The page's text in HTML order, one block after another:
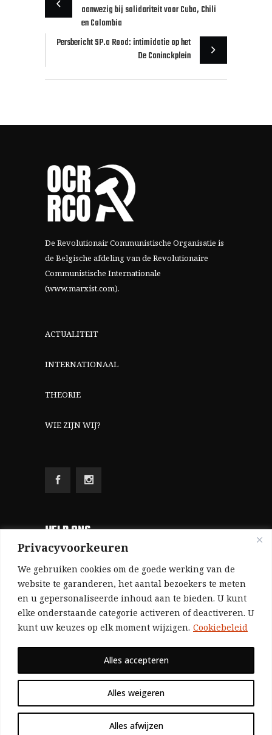
Privacyvoorkeuren
We gebruiken cookies om de goede werking van de
website te garanderen, het aantal bezoekers te meten
en u gepersonaliseerde inhoud aan te bieden. U kunt
elke onderstaande categorie activeren of deactiveren. U
kunt uw keuzes op elk moment wijzigen. Cookiebeleid
Alles weigeren
Alles afwijzen
Alles accepteren
aanwezig bij solidariteit voor Cuba, Chili
en Colombia
Persbericht SP.a Rood: intimidatie op het
De Coninckplein
De Revolutionair Communistische Organisatie is
de Belgische afdeling vande Revolutionaire
Communistische Internationale
(www.marxist.com).
ACTUALITEIT
INTERNATIONAAL
THEORIE
WIE ZIJN WIJ?
HELP ONS
Aangezien we volledig zelf gefinancierd zijn
(zonder subsidies, zonder commerciële
advertenties en zonder rijke sponsors), zijn we
voor de publicatie van ons tijdschrift uitsluitend
afhankelijk van de financiële steun van onze
Bij voorbaat dank voor uw solidariteit.